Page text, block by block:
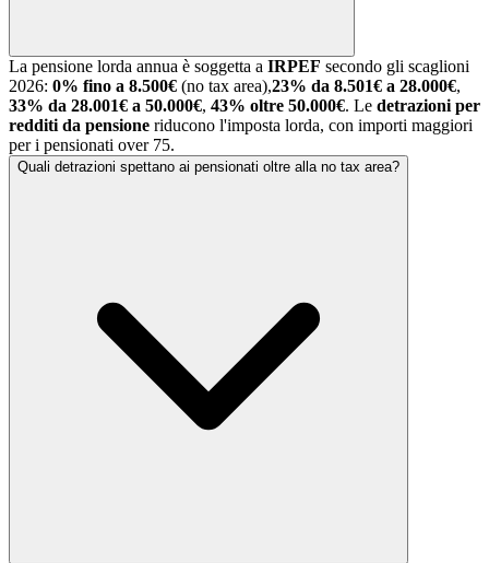
La pensione lorda annua è soggetta a IRPEF secondo gli scaglioni
2026: 0% fino a 8.500€ (no tax area),23% da 8.501€ a 28.000€,
33% da 28.001€ a 50.000€, 43% oltre 50.000€. Le detrazioni per
redditi da pensione riducono l'imposta lorda, con importi maggiori
per i pensionati over 75.
Quali detrazioni spettano ai pensionati oltre alla no tax area?